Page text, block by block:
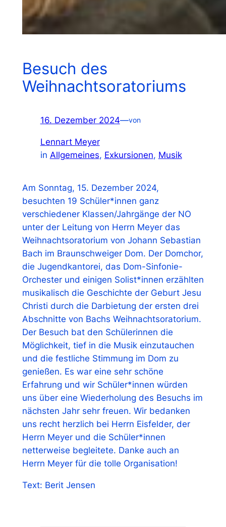
Besuch des
Weihnachtsoratoriums
16. Dezember 2024—von
Lennart Meyer
in Allgemeines, Exkursionen, Musik
Am Sonntag, 15. Dezember 2024,
besuchten 19 Schüler*innen ganz
verschiedener Klassen/Jahrgänge der NO
unter der Leitung von Herrn Meyer das
Weihnachtsoratorium von Johann Sebastian
Bach im Braunschweiger Dom. Der Domchor,
die Jugendkantorei, das Dom-Sinfonie-
Orchester und einigen Solist*innen erzählten
musikalisch die Geschichte der Geburt Jesu
Christi durch die Darbietung der ersten drei
Abschnitte von Bachs Weihnachtsoratorium.
Der Besuch bat den Schülerinnen die
Möglichkeit, tief in die Musik einzutauchen
und die festliche Stimmung im Dom zu
genießen. Es war eine sehr schöne
Erfahrung und wir Schüler*innen würden
uns über eine Wiederholung des Besuchs im
nächsten Jahr sehr freuen. Wir bedanken
uns recht herzlich bei Herrn Eisfelder, der
Herrn Meyer und die Schüler*innen
netterweise begleitete. Danke auch an
Herrn Meyer für die tolle Organisation!
Text: Berit Jensen